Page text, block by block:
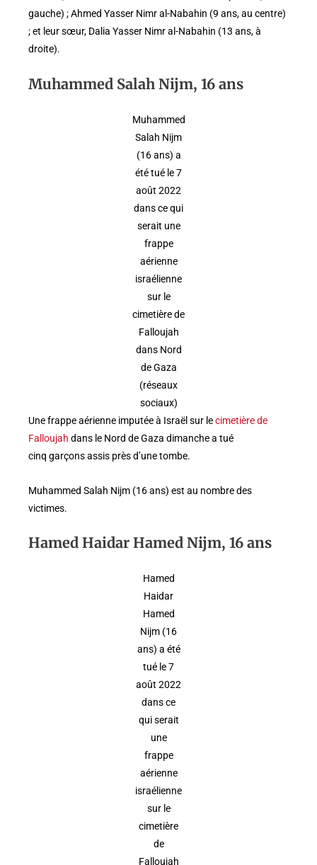
gauche) ; Ahmed Yasser Nimr al-Nabahin (9 ans, au centre)
; et leur sœur, Dalia Yasser Nimr al-Nabahin (13 ans, à
droite).
Muhammed Salah Nijm, 16 ans
Muhammed
Salah Nijm
(16 ans) a
été tué le 7
août 2022
dans ce qui
serait une
frappe
aérienne
israélienne
sur le
cimetière de
Falloujah
dans Nord
de Gaza
(réseaux
sociaux)
Une frappe aérienne imputée à Israël sur lecimetière de
Falloujah dans le Nord de Gaza dimanche a tué
cinq garçons assis près d’une tombe.
Muhammed Salah Nijm (16 ans) est au nombre des
victimes.
Hamed Haidar Hamed Nijm, 16 ans
Hamed
Haidar
Hamed
Nijm (16
ans) a été
tué le 7
août 2022
dans ce
qui serait
une
frappe
aérienne
israélienne
sur le
cimetière
de
Falloujah